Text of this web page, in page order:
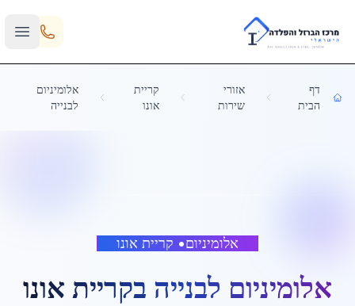
Skip to main content
דף
הבית
אזורי
שירות
קריית
אונו
אלומיניום
לבנייה
אלומיניום• קריית אונו
אלומיניום לבנייה בקריית אונו